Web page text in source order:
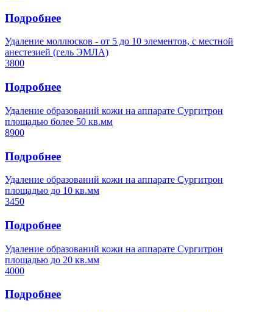
Подробнее
Удаление моллюсков - от 5 до 10 элементов, с местной
анестезией (гель ЭМЛА)
3800
Подробнее
Удаление образований кожи на аппарате Сургитрон
площадью более 50 кв.мм
8900
Подробнее
Удаление образований кожи на аппарате Сургитрон
площадью до 10 кв.мм
3450
Подробнее
Удаление образований кожи на аппарате Сургитрон
площадью до 20 кв.мм
4000
Подробнее